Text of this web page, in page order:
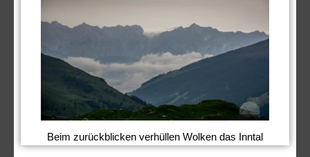
Beim zurückblicken verhüllen Wolken das Inntal